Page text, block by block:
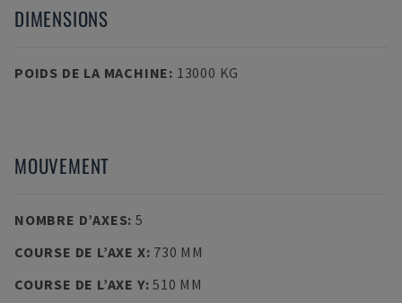
DIMENSIONS
POIDS DE LA MACHINE: 13000 KG
MOUVEMENT
NOMBRE D’AXES: 5
COURSE DE L’AXE X: 730 MM
COURSE DE L’AXE Y:510 MM